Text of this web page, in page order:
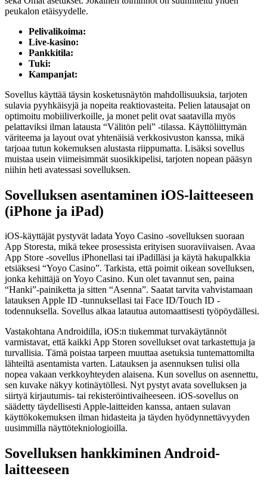
peukalon etäisyydelle.
Pelivalikoima:
Live-kasino:
Pankkitila:
Tuki:
Kampanjat:
Sovellus käyttää täysin kosketusnäytön mahdollisuuksia, tarjoten
sulavia pyyhkäisyjä ja nopeita reaktiovasteita. Pelien latausajat on
optimoitu mobiiliverkoille, ja monet pelit ovat saatavilla myös
pelattaviksi ilman latausta “Välitön peli” -tilassa. Käyttöliittymän
väriteema ja layout ovat yhtenäisiä verkkosivuston kanssa, mikä
tarjoaa tutun kokemuksen alustasta riippumatta. Lisäksi sovellus
muistaa usein viimeisimmät suosikkipelisi, tarjoten nopean pääsyn
niihin heti avatessasi sovelluksen.
Sovelluksen asentaminen iOS-laitteeseen
(iPhone ja iPad)
iOS-käyttäjät pystyvät ladata Yoyo Casino -sovelluksen suoraan
App Storesta, mikä tekee prosessista erityisen suoraviivaisen. Avaa
App Store -sovellus iPhonellasi tai iPadilläsi ja käytä hakupalkkia
etsiäksesi “Yoyo Casino”. Tarkista, että poimit oikean sovelluksen,
jonka kehittäjä on Yoyo Casino. Kun olet tavannut sen, paina
“Hanki”-painiketta ja sitten “Asenna”. Saatat tarvita vahvistamaan
latauksen Apple ID -tunnuksellasi tai Face ID/Touch ID -
todennuksella. Sovellus alkaa latautua automaattisesti työpöydällesi.
Vastakohtana Androidilla, iOS:n tiukemmat turvakäytännöt
varmistavat, että kaikki App Storen sovellukset ovat tarkastettuja ja
turvallisia. Tämä poistaa tarpeen muuttaa asetuksia tuntemattomilta
lähteiltä asentamista varten. Latauksen ja asennuksen tulisi olla
nopea vakaan verkkoyhteyden alaisena. Kun sovellus on asennettu,
sen kuvake näkyy kotinäytöllesi. Nyt pystyt avata sovelluksen ja
siirtyä kirjautumis- tai rekisteröintivaiheeseen. iOS-sovellus on
säädetty täydellisesti Apple-laitteiden kanssa, antaen sulavan
käyttökokemuksen ilman hidasteita ja täyden hyödynnettävyyden
uusimmilla näyttötekniologioilla.
Sovelluksen hankkiminen Android-
laitteeseen